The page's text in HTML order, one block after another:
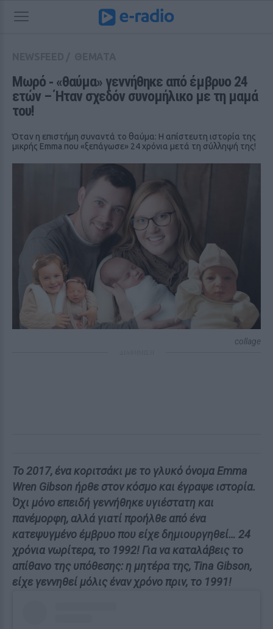
Μωρό ‑ «θαύμα» γεννήθηκε από έμβρυο 24
ετών – Ήταν σχεδόν συνομήλικο με τη μαμά
του!
Όταν η επιστήμη συναντά το θαύμα: Η απίστευτη ιστορία της
μικρής Emma που «ξεπάγωσε» 24 χρόνια μετά τη σύλληψή της!
collage
Το 2017, ένα κοριτσάκι με το γλυκό όνομα Emma
Wren Gibson ήρθε στον κόσμο και έγραψε ιστορία.
Όχι μόνο επειδή γεννήθηκε υγιέστατη και
πανέμορφη, αλλά γιατί προήλθε από ένα
κατεψυγμένο έμβρυο που είχε δημιουργηθεί… 24
χρόνια νωρίτερα, το 1992! Για να καταλάβεις το
απίθανο της υπόθεσης: η μητέρα της, Tina Gibson,
είχε γεννηθεί μόλις έναν χρόνο πριν, το 1991!